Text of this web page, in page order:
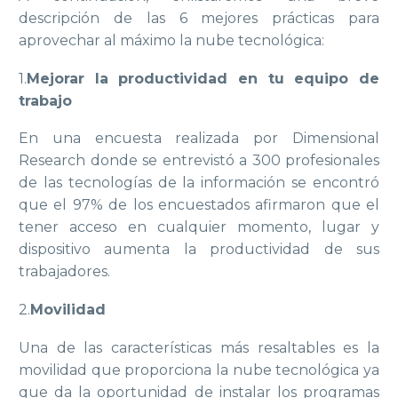
descripción de las 6 mejores prácticas para
aprovechar al máximo la nube tecnológica:
1.Mejorar la productividad en tu equipo de
trabajo
En una encuesta realizada por Dimensional
Research donde se entrevistó a 300 profesionales
de las tecnologías de la información se encontró
que el 97% de los encuestados afirmaron que el
tener acceso en cualquier momento, lugar y
dispositivo aumenta la productividad de sus
trabajadores.
2.Movilidad
Una de las características más resaltables es la
movilidad que proporciona la nube tecnológica ya
que da la oportunidad de instalar los programas